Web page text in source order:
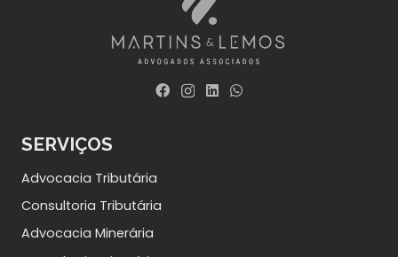
SERVIÇOS
Advocacia Tributária
Consultoria Tributária
Advocacia Minerária